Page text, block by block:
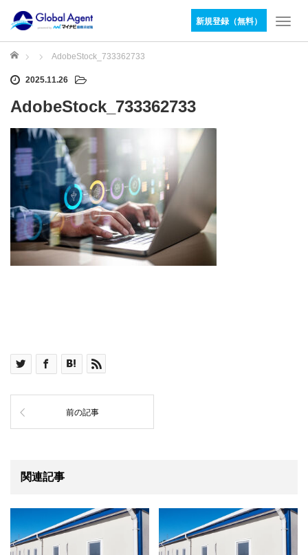
新規登録（無料）
T
ホーム AdobeStock_733362733
2025.11.26
AdobeStock_733362733
前の記事
関連記事